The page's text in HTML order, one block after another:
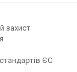
захист
ЄС